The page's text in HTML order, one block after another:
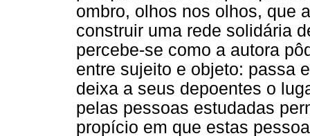
ombro, olhos nos olhos, que
construir uma rede solidária
percebe-se como a autora
entre sujeito e objeto: passa
deixa a seus depoentes o
pelas pessoas estudadas
propício em que estas